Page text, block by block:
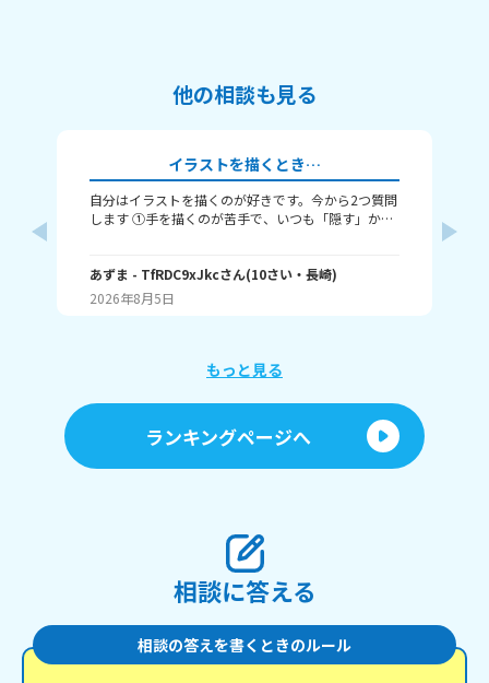
他の相談も見る
イラストを描くとき…
自分はイラストを描くのが好きです。今から2つ質問
します ①手を描くのが苦手で、いつも「隠す」か
つも立ち絵ばかり描いていて、それ以外は全く描け
ません。とうしたらいいですか？
あずま - TfRDC9xJkcさん(10さい・ 長崎)
2026年8月5日
もっと見る
ランキングページへ
相談に答える
相談の答えを書くときのルール